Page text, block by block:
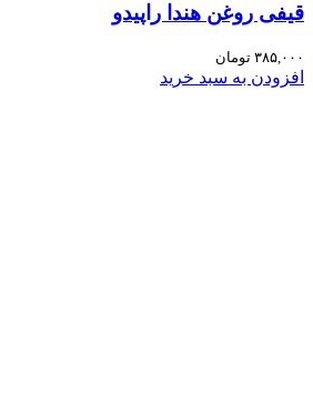
قیفی روغن هندا راپیدو
۳۸۵,۰۰۰ تومان
افزودن به سبد خرید